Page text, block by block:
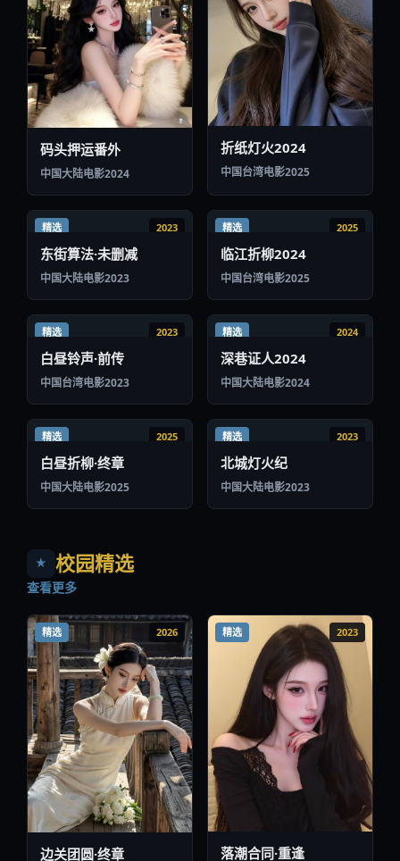
码头押运番外
中国大陆电影2024
折纸灯火2024
中国台湾电影2025
精选 2023
东街算法·未删减
中国大陆电影2023
精选 2025
临江折柳2024
中国台湾电影2025
精选 2023
白昼铃声·前传
中国台湾电影2023
精选 2024
深巷证人2024
中国大陆电影2024
精选 2025
白昼折柳·终章
中国大陆电影2025
精选 2023
北城灯火纪
中国大陆电影2023
★ 校园精选
查看更多
精选 2026
边关团圆·终章
精选 2023
落潮合同·重逢